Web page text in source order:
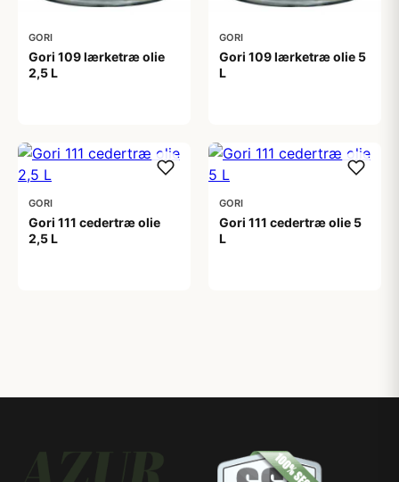
GORI
Gori 109 lærketræ olie
2,5 L
GORI
Gori 109 lærketræ olie 5
L
GORI
Gori 111 cedertræ olie
2,5 L
GORI
Gori 111 cedertræ olie 5
L